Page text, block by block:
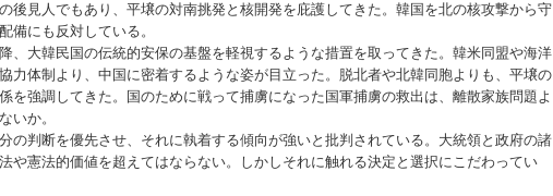
後見人でもあり、平壌の対南挑発と核開発を庇護してきた。韓国を北の核攻撃から守
備にも反対している。
、大韓民国の伝統的安保の基盤を軽視するような措置を取ってきた。韓米同盟や海洋
力体制より、中国に密着するような姿が目立った。脱北者や北韓同胞よりも、平壌の
を強調してきた。国のために戦って捕虜になった国軍捕虜の救出は、離散家族問題よ
いか。
の判断を優先させ、それに執着する傾向が強いと批判されている。大統領と政府の諸
や憲法的価値を超えてはならない。しかしそれに触れる決定と選択にこだわってい